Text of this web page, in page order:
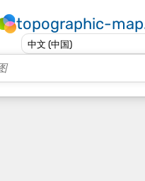
topographic-